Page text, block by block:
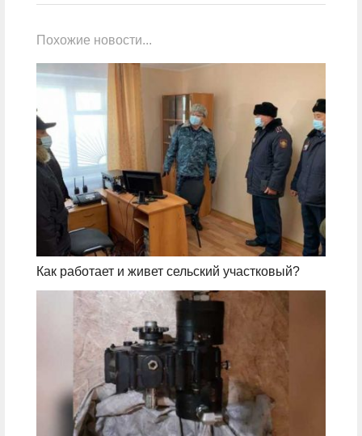
Похожие новости...
Как работает и живет сельский участковый?